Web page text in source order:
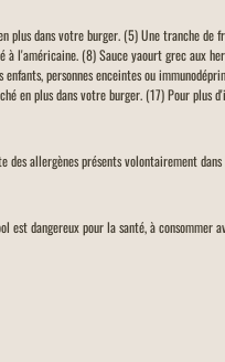
plus dans votre burger. (5) Une tranche de
à l'américaine. (8) Sauce yaourt grec aux
personnes enceintes ou
en plus dans votre burger. (17) Pour plus
allergènes présents volontairement
est dangereux pour la santé, à